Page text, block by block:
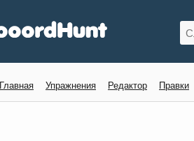
Главная Упражнения Редактор Правки